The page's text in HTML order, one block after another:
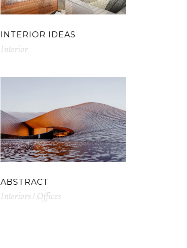
INTERIOR IDEAS
Interior
ABSTRACT
Interiors Offices